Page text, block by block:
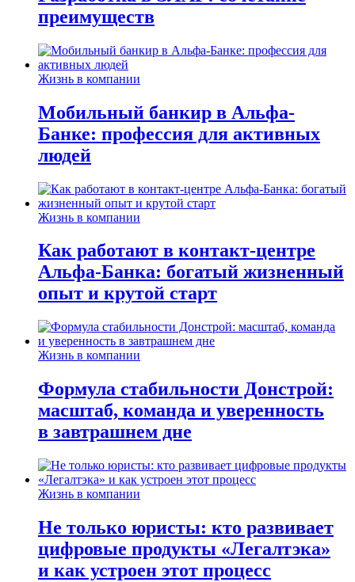
преимуществ
Жизнь в компании
Мобильный банкир в Альфа-
Банке: профессия для активных
людей
Жизнь в компании
Как работают в контакт-центре
Альфа-Банка: богатый жизненный
опыт и крутой старт
Жизнь в компании
Формула стабильности Донстрой:
масштаб, команда и уверенность
в завтрашнем дне
Жизнь в компании
Не только юристы: кто развивает
цифровые продукты «Легалтэка»
и как устроен этот процесс